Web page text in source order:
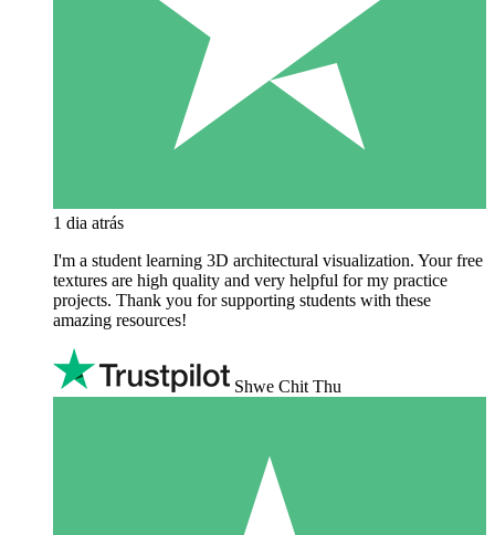
1 dia atrás
I'm a student learning 3D architectural visualization. Your free
textures are high quality and very helpful for my practice
projects. Thank you for supporting students with these
amazing resources!
Shwe Chit Thu